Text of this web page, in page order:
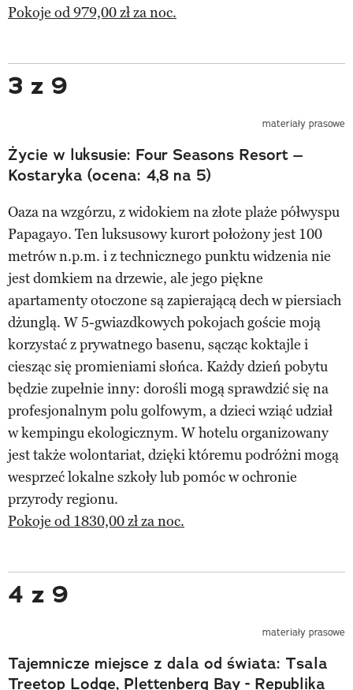
Pokoje od 979,00 zł za noc.
3 z 9
materiały prasowe
Życie w luksusie: Four Seasons Resort –
Kostaryka (ocena: 4,8 na 5)
Oaza na wzgórzu, z widokiem na złote plaże półwyspu
Papagayo. Ten luksusowy kurort położony jest 100
metrów n.p.m. i z technicznego punktu widzenia nie
jest domkiem na drzewie, ale jego piękne
apartamenty otoczone są zapierającą dech w piersiach
dżunglą. W 5-gwiazdkowych pokojach goście moją
korzystać z prywatnego basenu, sącząc koktajle i
ciesząc się promieniami słońca. Każdy dzień pobytu
będzie zupełnie inny: dorośli mogą sprawdzić się na
profesjonalnym polu golfowym, a dzieci wziąć udział
w kempingu ekologicznym. W hotelu organizowany
jest także wolontariat, dzięki któremu podróżni mogą
wesprzeć lokalne szkoły lub pomóc w ochronie
przyrody regionu.
Pokoje od 1830,00 zł za noc.
4 z 9
materiały prasowe
Tajemnicze miejsce z dala od świata: Tsala
Treetop Lodge, Plettenberg Bay - Republika